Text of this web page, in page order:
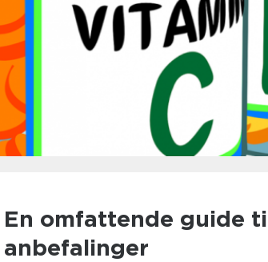
En omfattende guide
anbefalinger